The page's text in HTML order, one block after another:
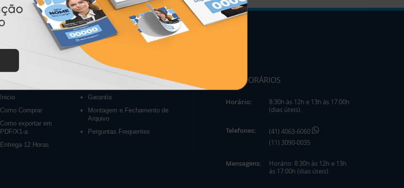
INSTRUÇÕES
Inicio
Como Comprar
Como exportar em
PDF/X1-a
Entrega 12 Horas
Garantia
Montagem e Fechamento de
Arquivo
Perguntas Frequentes
HORÁRIOS
Horário:
8:30h às 12h e 13h às 17:00h
(dias úteis).
Telefones:
(41) 4063-6060
(11) 3090-0035
Mensagens:
Horário: 8:30h às 12h e 13h
às 17:00h (dias úteis).